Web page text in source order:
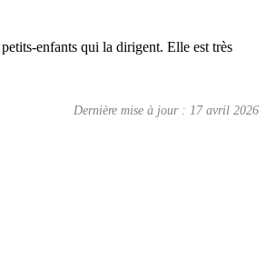
enfants qui la dirigent. Elle est très
Dernière mise à jour : 17 avril 2026